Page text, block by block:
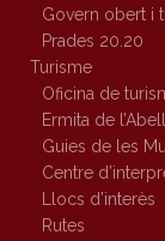
Govern obert i
Prades 20.20
Turisme
Oficina de
Ermita de
Guies de les
Centre
Llocs d’interès
Rutes